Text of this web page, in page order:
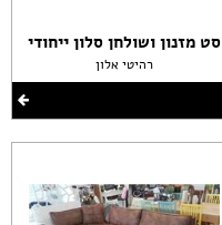
סט מזנון ושולחן סלון ייחודי
רהיטי אלון